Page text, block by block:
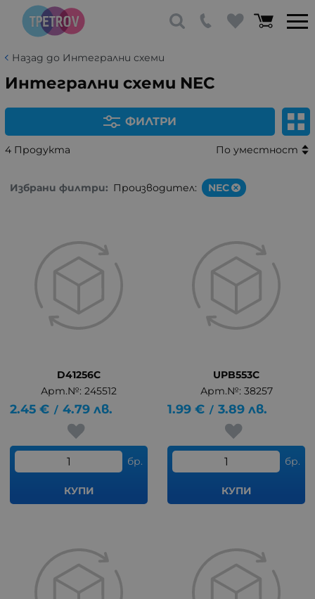
Назад до Интегрални схеми
Интегрални схеми NEC
ФИЛТРИ
4 Продукта По уместност
Избрани филтри: Производител: NEC
D41256C
Арт.№: 245512
2.45 € / 4.79 лв.
бр.
КУПИ
UPB553C
Арт.№: 38257
1.99 € / 3.89 лв.
бр.
КУПИ